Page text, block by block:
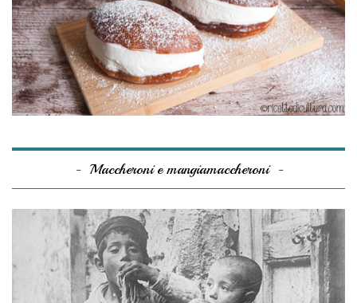
Maccheroni e mangiamaccheroni